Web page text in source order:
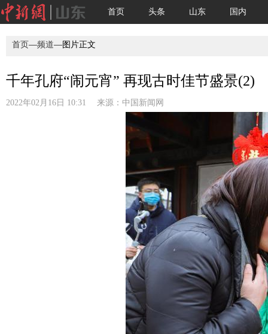
首页 头条 山东 国内
首页—频道—图片正文
千年孔府“闹元宵” 再现古时佳节盛景(2)
2022年02月16日 10:31 来源： 中国新闻网